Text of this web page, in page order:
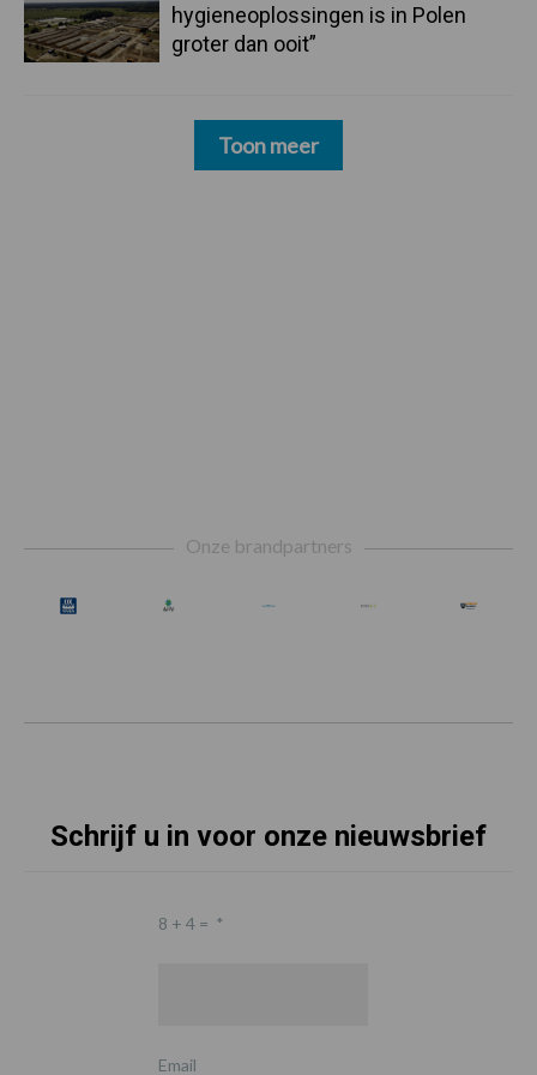
hygieneoplossingen is in Polen
groter dan ooit”
Toon meer
Onze brandpartners
Schrijf u in voor onze nieuwsbrief
8 + 4 = *
Email